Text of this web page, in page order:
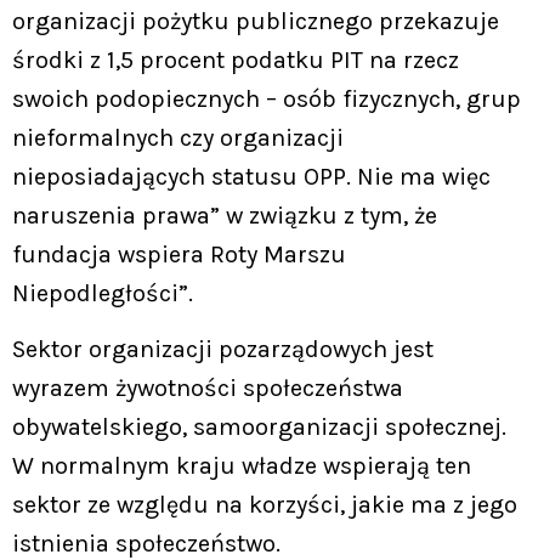
organizacji pożytku publicznego przekazuje
środki z 1,5 procent podatku PIT na rzecz
swoich podopiecznych – osób fizycznych, grup
nieformalnych czy organizacji
nieposiadających statusu OPP. Nie ma więc
naruszenia prawa” w związku z tym, że
fundacja wspiera Roty Marszu
Niepodległości”.
Sektor organizacji pozarządowych jest
wyrazem żywotności społeczeństwa
obywatelskiego, samoorganizacji społecznej.
W normalnym kraju władze wspierają ten
sektor ze względu na korzyści, jakie ma z jego
istnienia społeczeństwo.